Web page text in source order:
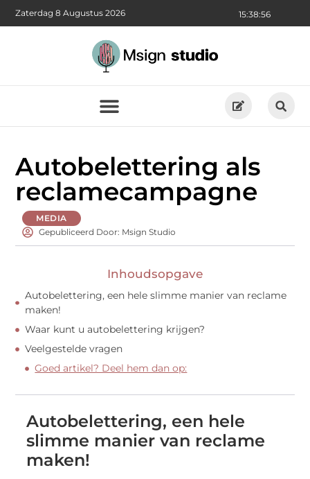
15:38:56
Zaterdag 8 Augustus 2026
Autobelettering als
reclamecampagne
MEDIA
Gepubliceerd Door: Msign Studio
Inhoudsopgave
Autobelettering, een hele slimme manier van reclame
maken!
Waar kunt u autobelettering krijgen?
Veelgestelde vragen
Goed artikel? Deel hem dan op:
Autobelettering, een hele
slimme manier van reclame
maken!